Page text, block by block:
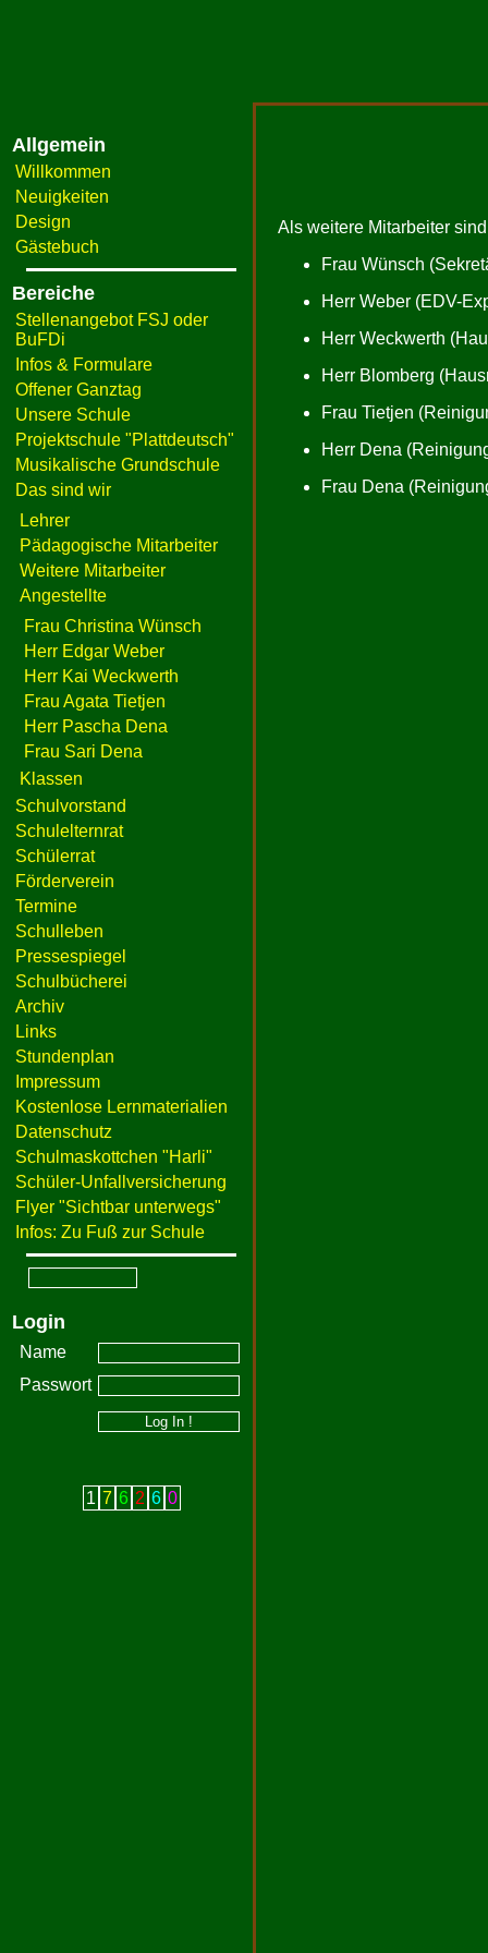
Allgemein
Willkommen
Neuigkeiten
Design
Gästebuch
Bereiche
Stellenangebot FSJ oder
BuFDi
Infos & Formulare
Offener Ganztag
Unsere Schule
Projektschule "Plattdeutsch"
Musikalische Grundschule
Das sind wir
Lehrer
Pädagogische Mitarbeiter
Weitere Mitarbeiter
Angestellte
Frau Christina Wünsch
Herr Edgar Weber
Herr Kai Weckwerth
Frau Agata Tietjen
Herr Pascha Dena
Frau Sari Dena
Klassen
Schulvorstand
Schulelternrat
Schülerrat
Förderverein
Termine
Schulleben
Pressespiegel
Schulbücherei
Archiv
Links
Stundenplan
Impressum
Kostenlose Lernmaterialien
Datenschutz
Schulmaskottchen "Harli"
Schüler-Unfallversicherung
Flyer "Sichtbar unterwegs"
Infos: Zu Fuß zur Schule
Login
Name
Passwort
1 7 6 2 6 0
Als weitere Mitarbeiter
Frau Wünsch
Herr Weber (EDV-
Herr Weckwerth
Herr Blomberg
Frau Tietjen
Herr Dena
Frau Dena